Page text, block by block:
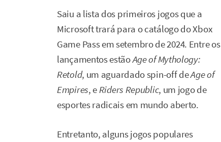
Saiu a lista dos primeiros jogos que a
Microsoft trará para o catálogo do Xbox
Game Pass em setembro de 2024. Entre os
lançamentos estãoAge of Mythology:
Retold, um aguardado spin-off deAge of
Empires, eRiders Republic, um jogo de
esportes radicais em mundo aberto.
Entretanto, alguns jogos populares